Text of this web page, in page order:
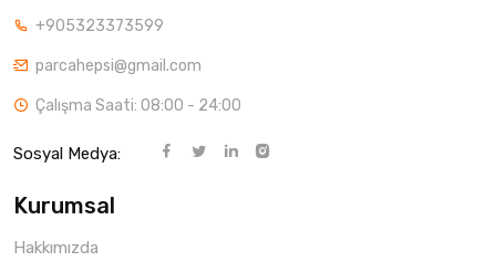
+905323373599
parcahepsi@gmail.com
Çalışma Saati: 08:00 - 24:00
Sosyal Medya:
Kurumsal
Hakkımızda